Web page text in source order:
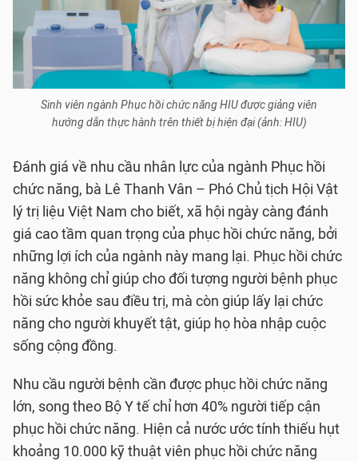
Sinh viên ngành Phục hồi chức năng HIU được giảng viên
hướng dẫn thực hành trên thiết bị hiện đại (ảnh: HIU)
Đánh giá về nhu cầu nhân lực của ngành Phục hồi
chức năng, bà Lê Thanh Vân – Phó Chủ tịch Hội Vật
lý trị liệu Việt Nam cho biết, xã hội ngày càng đánh
giá cao tầm quan trọng của phục hồi chức năng, bởi
những lợi ích của ngành này mang lại. Phục hồi chức
năng không chỉ giúp cho đối tượng người bệnh phục
hồi sức khỏe sau điều trị, mà còn giúp lấy lại chức
năng cho người khuyết tật, giúp họ hòa nhập cuộc
sống cộng đồng.
Nhu cầu người bệnh cần được phục hồi chức năng
lớn, song theo Bộ Y tế chỉ hơn 40% người tiếp cận
phục hồi chức năng. Hiện cả nước ước tính thiếu hụt
khoảng 10.000 kỹ thuật viên phục hồi chức năng